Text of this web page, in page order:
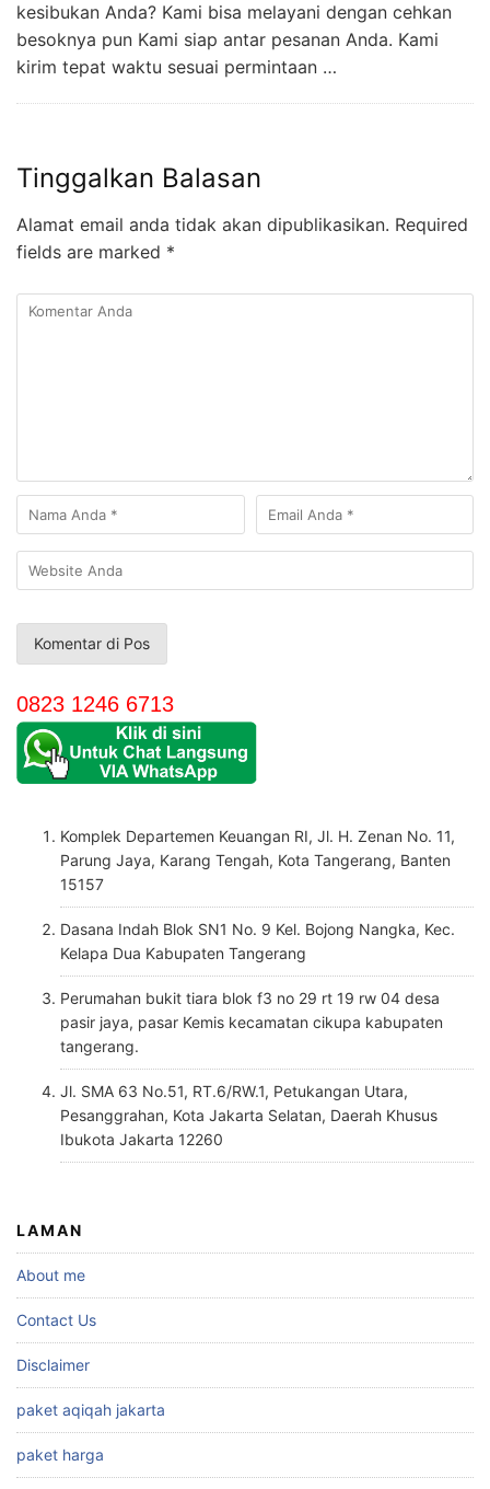
kesibukan Anda? Kami bisa melayani dengan cehkan
besoknya pun Kami siap antar pesanan Anda. Kami
kirim tepat waktu sesuai permintaan …
Tinggalkan Balasan
Alamat email anda tidak akan dipublikasikan. Required
fields are marked *
0823 1246 6713
Komplek Departemen Keuangan RI, Jl. H. Zenan No. 11,
Parung Jaya, Karang Tengah, Kota Tangerang, Banten
15157
Dasana Indah Blok SN1 No. 9 Kel. Bojong Nangka, Kec.
Kelapa Dua Kabupaten Tangerang
Perumahan bukit tiara blok f3 no 29 rt 19 rw 04 desa
pasir jaya, pasar Kemis kecamatan cikupa kabupaten
tangerang.
Jl. SMA 63 No.51, RT.6/RW.1, Petukangan Utara,
Pesanggrahan, Kota Jakarta Selatan, Daerah Khusus
Ibukota Jakarta 12260
LAMAN
About me
Contact Us
Disclaimer
paket aqiqah jakarta
paket harga